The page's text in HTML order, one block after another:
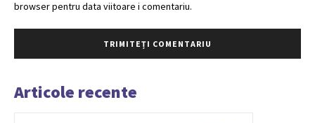
browser pentru data viitoare i comentariu.
Articole recente